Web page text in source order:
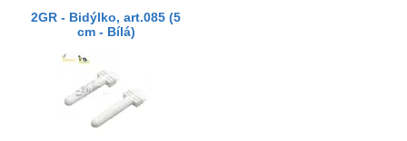
2GR - Bidýlko, art.085 (5
cm - Bílá)